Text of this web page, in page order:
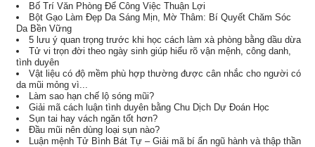
Bố Trí Văn Phòng Để Công Việc Thuận Lợi
Bột Gạo Làm Đẹp Da Sáng Mịn, Mờ Thâm: Bí Quyết Chăm Sóc
Da Bền Vững
5 lưu ý quan trọng trước khi học cách làm xà phòng bằng dầu dừa
Tử vi trọn đời theo ngày sinh giúp hiểu rõ vận mệnh, công danh,
tình duyên
Vật liệu có độ mềm phù hợp thường được cân nhắc cho người có
da mũi mỏng vì...
Làm sao hạn chế lộ sóng mũi?
Giải mã cách luận tình duyên bằng Chu Dịch Dự Đoán Học
Sụn tai hay vách ngăn tốt hơn?
Đầu mũi nên dùng loại sụn nào?
Luận mệnh Tử Bình Bát Tự – Giải mã bí ẩn ngũ hành và thập thần